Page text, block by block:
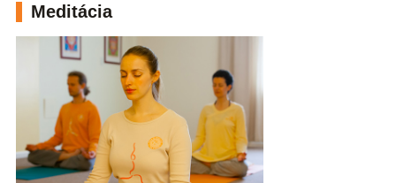
Meditácia